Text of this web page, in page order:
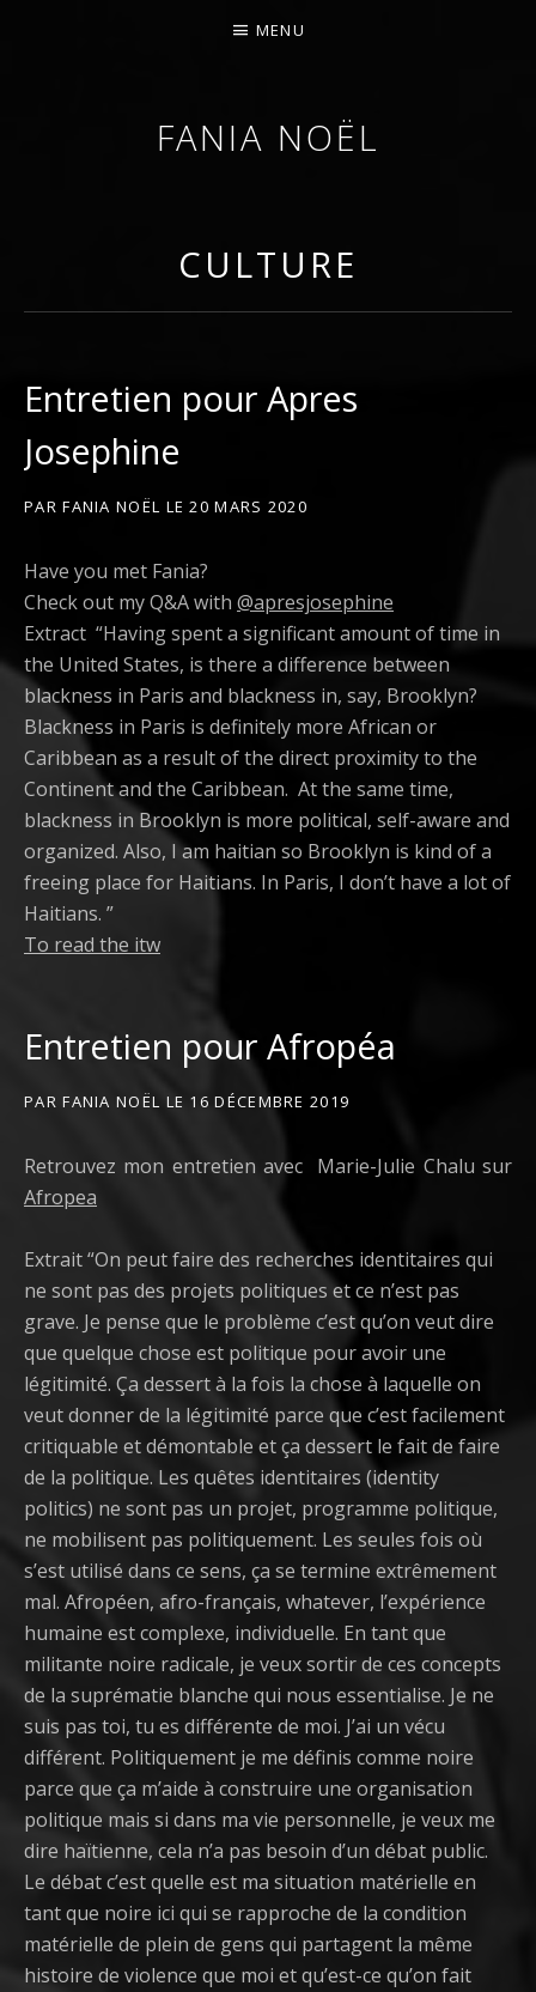
FANIA NOËL
MENU
CULTURE
Entretien pour Apres
Josephine
PARFANIA NOËL LE 20 MARS 2020
Have you met Fania?
Check out my Q&A with @apresjosephine
Extract “Having spent a significant amount of time in
the United States, is there a difference between
blackness in Paris and blackness in, say, Brooklyn?
Blackness in Paris is definitely more African or
Caribbean as a result of the direct proximity to the
Continent and the Caribbean. At the same time,
blackness in Brooklyn is more political, self-aware and
organized. Also, I am haitian so Brooklyn is kind of a
freeing place for Haitians. In Paris, I don’t have a lot of
Haitians. ”
To read the itw
Entretien pour Afropéa
PARFANIA NOËL LE 16 DÉCEMBRE 2019
Retrouvez mon entretien avec Marie-Julie Chalu sur
Afropea
Extrait “On peut faire des recherches identitaires qui
ne sont pas des projets politiques et ce n’est pas
grave. Je pense que le problème c’est qu’on veut dire
que quelque chose est politique pour avoir une
légitimité. Ça dessert à la fois la chose à laquelle on
veut donner de la légitimité parce que c’est facilement
critiquable et démontable et ça dessert le fait de faire
de la politique. Les quêtes identitaires (identity
politics) ne sont pas un projet, programme politique,
ne mobilisent pas politiquement. Les seules fois où
s’est utilisé dans ce sens, ça se termine extrêmement
mal. Afropéen, afro-français, whatever, l’expérience
humaine est complexe, individuelle. En tant que
militante noire radicale, je veux sortir de ces concepts
de la suprématie blanche qui nous essentialise. Je ne
suis pas toi, tu es différente de moi. J’ai un vécu
différent. Politiquement je me définis comme noire
parce que ça m’aide à construire une organisation
politique mais si dans ma vie personnelle, je veux me
dire haïtienne, cela n’a pas besoin d’un débat public.
Le débat c’est quelle est ma situation matérielle en
tant que noire ici qui se rapproche de la condition
matérielle de plein de gens qui partagent la même
histoire de violence que moi et qu’est-ce qu’on fait